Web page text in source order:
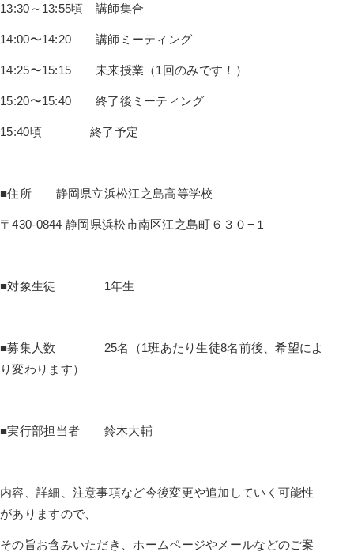
13:30～13:55頃 講師集合
14:00〜14:20 講師ミーティング
14:25〜15:15 未来授業（1回のみです！）
15:20〜15:40 終了後ミーティング
15:40頃 終了予定
■住所 静岡県立浜松江之島高等学校
〒430-0844 静岡県浜松市南区江之島町６３０−１
■対象生徒 1年生
■募集人数 25名（1班あたり生徒8名前後、希望によ
り変わります）
■実行部担当者 鈴木大輔
内容、詳細、注意事項など今後変更や追加していく可能性
がありますので、
その旨お含みいただき、ホームページやメールなどのご案